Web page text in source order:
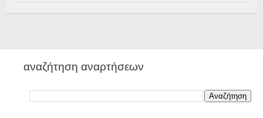
αναζήτηση αναρτήσεων